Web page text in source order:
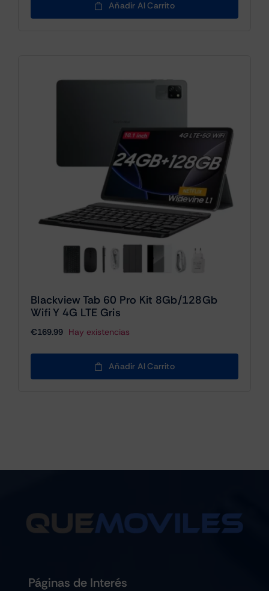
Añadir Al Carrito
Blackview Tab 60 Pro Kit 8Gb/128Gb
Wifi Y 4G LTE Gris
€169.99 Hay existencias
Añadir Al Carrito
Páginas de Interés